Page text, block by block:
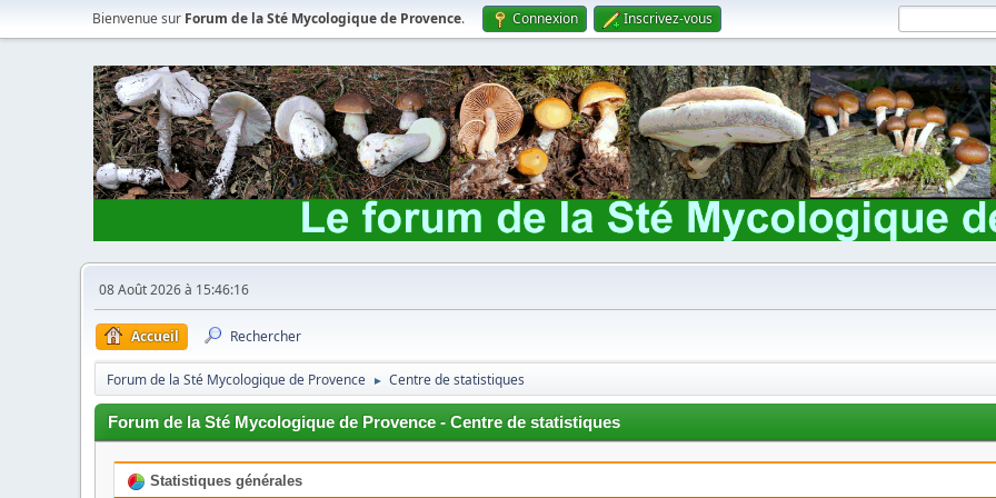
Bienvenue sur Forum de la Sté Mycologique de Provence. Connexion Inscrivez-vous
08 Août 2026 à 15:46:16
Accueil Rechercher
Forum de la Sté Mycologique de Provence ► Centre de statistiques
Forum de la Sté Mycologique de Provence - Centre de statistiques
Statistiques générales